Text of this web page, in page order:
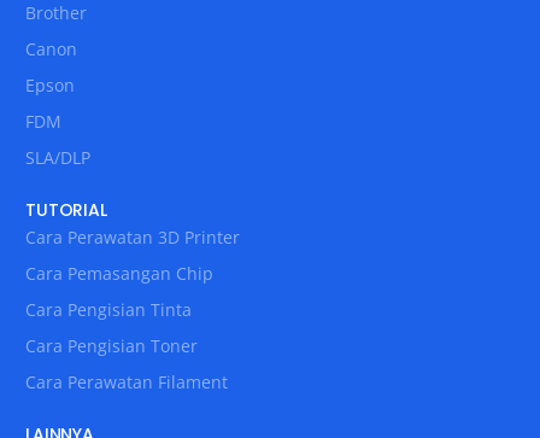
Brother
Canon
Epson
FDM
SLA/DLP
TUTORIAL
Cara Perawatan 3D Printer
Cara Pemasangan Chip
Cara Pengisian Tinta
Cara Pengisian Toner
Cara Perawatan Filament